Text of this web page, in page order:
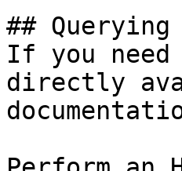
## Querying
If you
directly